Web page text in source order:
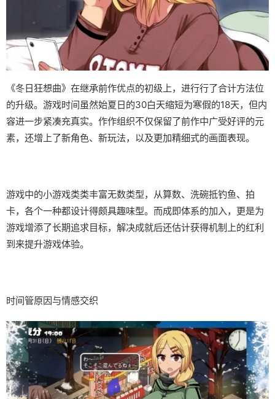
《冬日狂想曲》在继承前作优点的初级上，进行行了合计方法位
的升级。游戏时间虽然始夏日的30白天缩短为寒假的18天，但内
容进一步紧凑充真实。作作组织不仅保留了前作中广受好评的元
素，还增上了​​新角色、新玩法​​，以及更加精细式的画面表现。
游戏中的小游戏类类丰富无数类型，从算数、洗碗抵钓鱼、拍
卡，各个一种都设计得颇具趣味型。而​​成即体系的加入​​，更是为
游戏增添了长期追求目标，解决成就后还估计获得机制上的红利
到来提升游戏体验。
时间管原因与情感交织